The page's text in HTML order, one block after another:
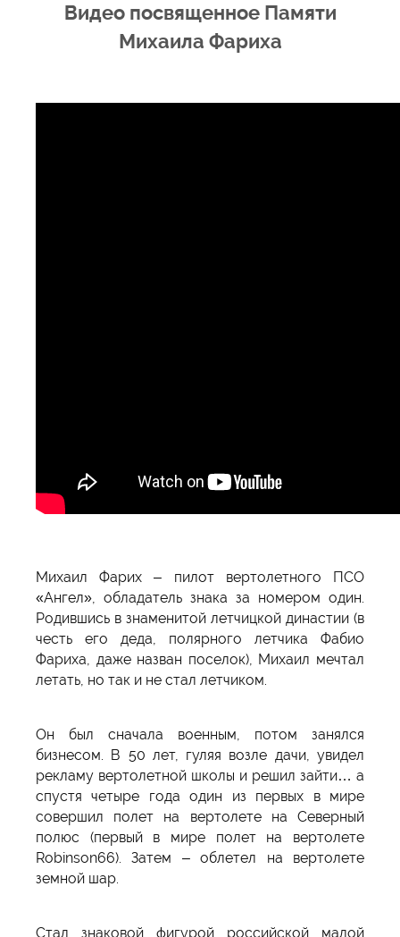
Видео посвященное Памяти
Михаила Фариха
Михаил Фарих – пилот вертолетного ПСО
«Ангел», обладатель знака за номером один.
Родившись в знаменитой летчицкой династии (в
честь его деда, полярного летчика Фабио
Фариха, даже назван поселок), Михаил мечтал
летать, но так и не стал летчиком.
Он был сначала военным, потом занялся
бизнесом. В 50 лет, гуляя возле дачи, увидел
рекламу вертолетной школы и решил зайти… а
спустя четыре года один из первых в мире
совершил полет на вертолете на Северный
полюс (первый в мире полет на вертолете
Robinson66). Затем – облетел на вертолете
земной шар.
Стал знаковой фигурой российской малой